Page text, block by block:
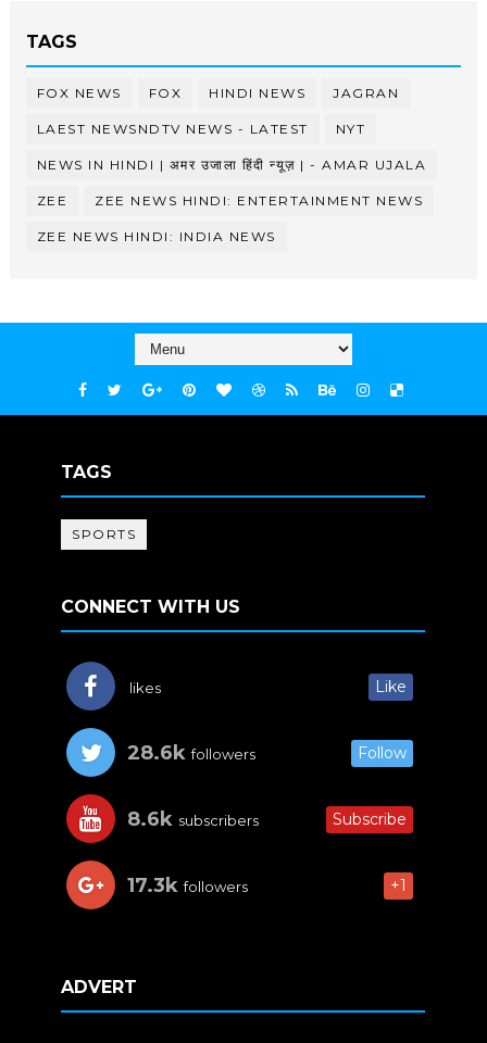
TAGS
FOX NEWS FOX HINDI NEWS JAGRAN
LAEST NEWSNDTV NEWS - LATEST NYT
NEWS IN HINDI | अमर उजाला हिंदी न्यूज़ | - AMAR UJALA
ZEE ZEE NEWS HINDI: ENTERTAINMENT NEWS
ZEE NEWS HINDI: INDIA NEWS
TAGS
SPORTS
CONNECT WITH US
likes Like
28.6k followers Follow
8.6k subscribers Subscribe
17.3k followers +1
ADVERT